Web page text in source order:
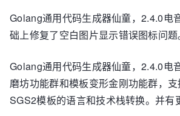
Golang通用代码生成器仙童，2.4.0电
础上修复了空白图片显示错误图标问题
Golang通用代码生成器仙童，2.4.0电
磨坊功能群和模板变形金刚功能群，
SGS2模板的语言和技术栈转换。并有